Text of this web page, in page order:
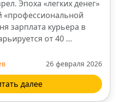
Эпоха «легких денег»
«профессиональной
зарплата курьера в
от 40 …
26 февраля 2026
далее